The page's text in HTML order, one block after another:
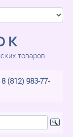
товаров
8 (812) 983-77-